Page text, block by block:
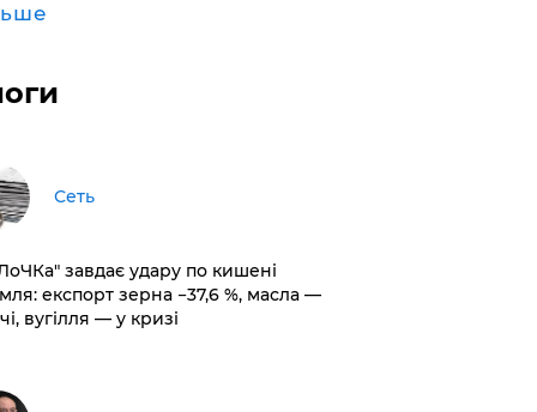
Сеть
завдає удару по кишені
експорт зерна −37,6 %, масла —
вугілля — у кризі